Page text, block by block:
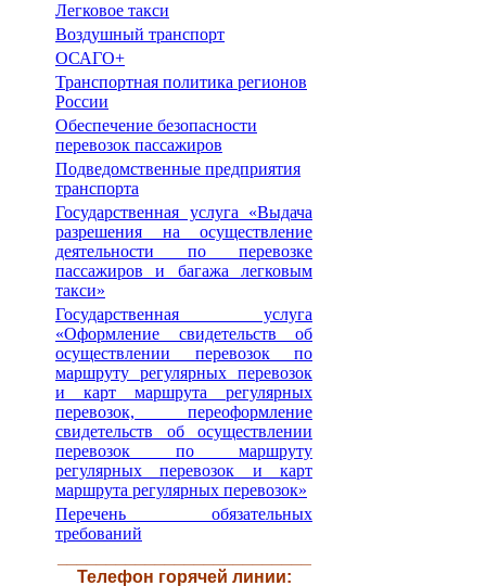
Легковое такси
Воздушный транспорт
ОСАГО+
Транспортная политика регионов
России
Обеспечение безопасности
перевозок пассажиров
Подведомственные предприятия
транспорта
Государственная услуга «Выдача
разрешения на осуществление
деятельности по перевозке
пассажиров и багажа легковым
такси»
Государственная услуга
«Оформление свидетельств об
осуществлении перевозок по
маршруту регулярных перевозок
и карт маршрута регулярных
перевозок, переоформление
свидетельств об осуществлении
перевозок по маршруту
регулярных перевозок и карт
маршрута регулярных перевозок»
Перечень обязательных
требований
Телефон горячей линии: